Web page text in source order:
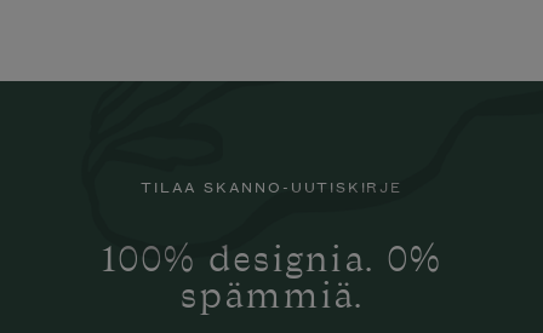
TILAA SKANNO-UUTISKIRJE
100% designia. 0%
spämmiä.